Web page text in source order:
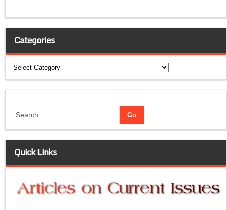
Categories
Categories
Quick Links